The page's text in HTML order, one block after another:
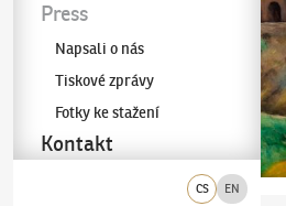
CS EN
Press
Napsali o nás
Tiskové zprávy
Fotky ke stažení
Kontakt